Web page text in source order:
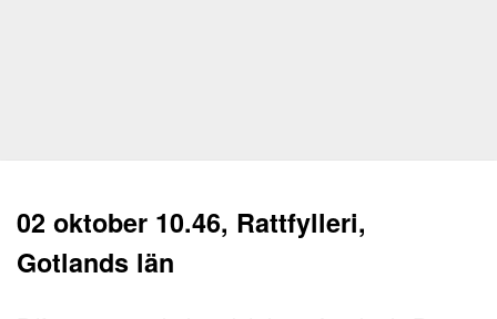
02 oktober 10.46, Rattfylleri,
Gotlands län